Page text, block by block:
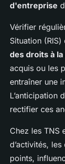
d'entreprise
Vérifier
Situation
des droits à
acquis ou les
entraîner une
L’anticipation
rectifier ces
Chez les TNS
d’activités,
points,